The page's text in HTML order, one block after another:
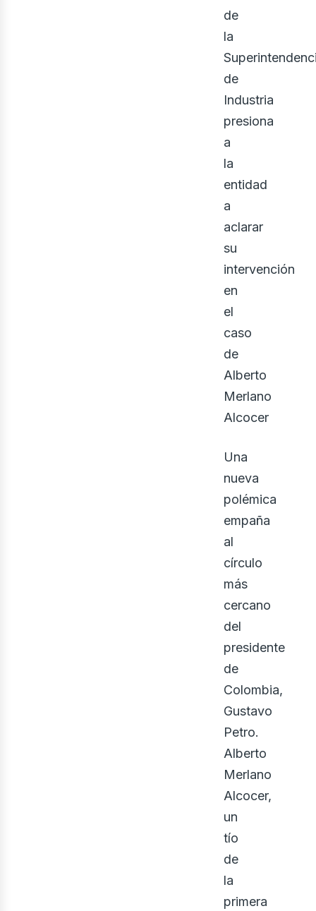
de
la
de
Industria
presiona
a
la
entidad
a
aclarar
su
intervención
en
el
caso
de
Alberto
Merlano
Alcocer
Una
nueva
polémica
empaña
al
círculo
más
cercano
del
presidente
de
Colombia,
Gustavo
Petro.
Alberto
Merlano
Alcocer,
un
tío
de
la
primera